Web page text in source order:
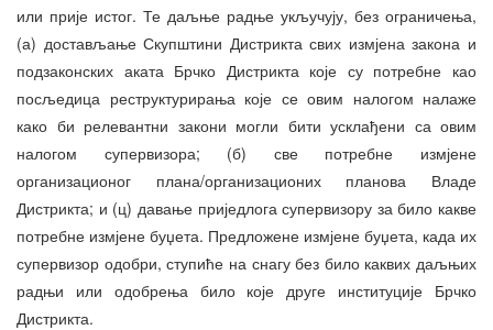
или прије истог. Те даљње радње укључују, без ограничења,
(а) достављање Скупштини Дистрикта свих измјена закона и
подзаконских аката Брчко Дистрикта које су потребне као
посљедица реструктурирања које се овим налогом налаже
како би релевантни закони могли бити усклађени са овим
налогом супервизора; (б) све потребне измјене
организационог плана/организационих планова Владе
Дистрикта; и (ц) давање приједлога супервизору за било какве
потребне измјене буџета. Предложене измјене буџета, када их
супервизор одобри, ступиће на снагу без било каквих даљњих
радњи или одобрења било које друге институције Брчко
Дистрикта.